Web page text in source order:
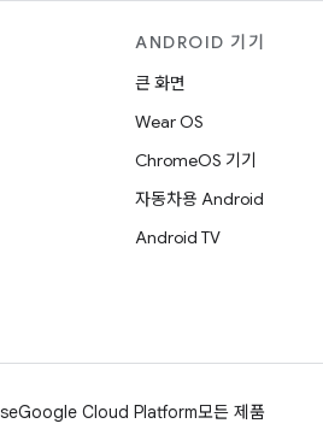
ANDROID 기기
큰 화면
Wear OS
ChromeOS 기기
자동차용 Android
Android TV
Google Cloud Platform모든 제품